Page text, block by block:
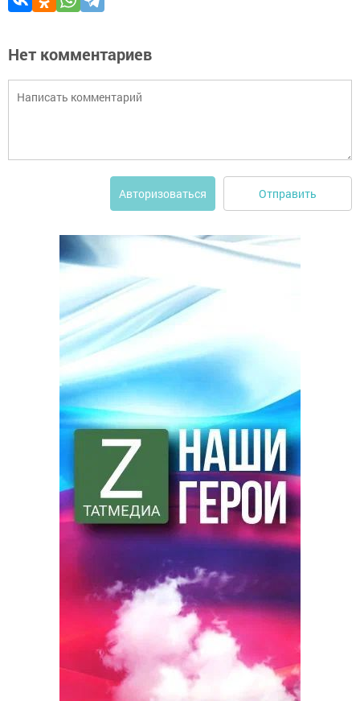
Нет комментариев
Авторизоваться Отправить